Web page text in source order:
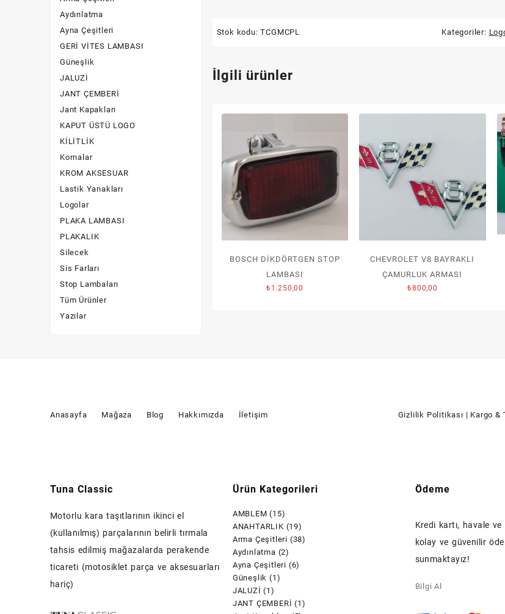
Logolar
PLAKA LAMBASI
PLAKALIK
Silecek
Sis Farları
Stop Lambaları
Stok kodu:TCGMCPL Kategoriler:
İlgili ürünler
BOSCH DİKDÖRTGEN STOP
LAMBASI
₺1.250,00
CHEVROLET V8 BAYRAKLI
ÇAMURLUK ARMASI
₺800,00
Aydınlatma
Ayna Çeşitleri
GERİ VİTES LAMBASI
Güneşlik
JALUZİ
JANT ÇEMBERİ
Jant Kapakları
KAPUT ÜSTÜ LOGO
KİLİTLİK
Kornalar
KROM AKSESUAR
Lastik Yanakları
Logolar
PLAKA LAMBASI
PLAKALIK
Silecek
Sis Farları
Stop Lambaları
Tüm Ürünler
Yazılar
Anasayfa Mağaza Blog Hakkımızda İletişim Gizlilik Politikası | Kargo &
Tuna Classic
Motorlu kara taşıtlarının ikinci el
(kullanılmış) parçalarının belirli tırmala
tahsis edilmiş mağazalarda perakende
ticareti (motosiklet parça ve aksesuarları
hariç)
Ürün Kategorileri
AMBLEM (15)
ANAHTARLIK (19)
Arma Çeşitleri (38)
Aydınlatma (2)
Ayna Çeşitleri (6)
Güneşlik (1)
JALUZİ (1)
JANT ÇEMBERİ (1)
Ödeme
Kredi kartı, havale
kolay ve güvenilir
sunmaktayız!
Bilgi Al